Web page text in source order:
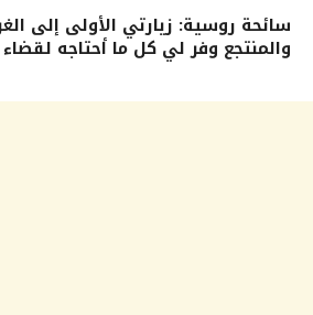
سائحة روسية: زيارتي الأولى إلى
والمنتجع وفر لي كل ما أحتاجه